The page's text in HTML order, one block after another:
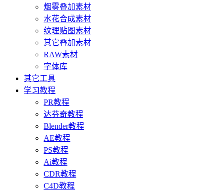
烟雾叠加素材
水花合成素材
纹理贴图素材
其它叠加素材
RAW素材
字体库
其它工具
学习教程
PR教程
达芬奇教程
Blender教程
AE教程
PS教程
Ai教程
CDR教程
C4D教程